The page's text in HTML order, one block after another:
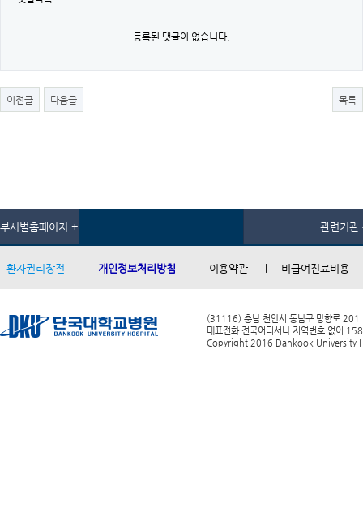
등록된 댓글이 없습니다.
이전글 다음글 목록
부서별홈페이지 + 관련기관
환자권리장전 개인정보처리방침 이용약관 비급여진료비용
(31116) 충남 천안시 동남구 망향로 201
대표전화 전국어디서나 지역번호 없이
Copyright 2016 Dankook University